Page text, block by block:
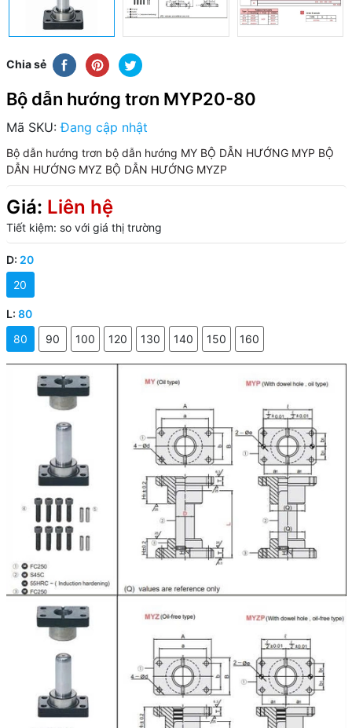
Chia sẻ
Bộ dẫn hướng trơn MYP20-80
Mã SKU: Đang cập nhật
Bộ dẫn hướng trơn bộ dẫn hướng MY BỘ DẪN HƯỚNG MYP BỘ
DẪN HƯỚNG MYZ BỘ DẪN HƯỚNG MYZP
Giá: Liên hệ
Tiết kiệm: so với giá thị trường
D: 20
20
L: 80
80
90 100 120 130 140 150 160